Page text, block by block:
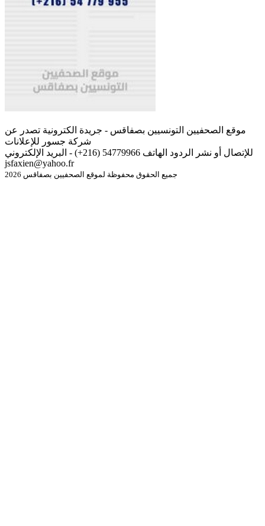
موقع الصحفيين التونسيين بصفاقس - جريدة الكترونية تصدر عن
شركة جسور للإعلانات
للإتصال أو نشر الردود الهاتف 54779966 (216+) - البريد الإلكتروني
jsfaxien@yahoo.fr
جميع الحقوق محفوظة لموقع الصحفيين بصفاقس 2026